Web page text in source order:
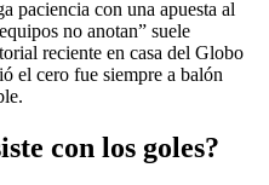
paciencia con una apuesta al
no anotan” suele
reciente en casa del Globo
el cero fue siempre a balón
con los goles?